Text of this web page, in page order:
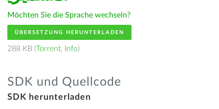
Möchten Sie die Sprache wechseln?
ÜBERSETZUNG HERUNTERLADEN
288 KB (Torrent, Info)
SDK und Quellcode
SDK herunterladen